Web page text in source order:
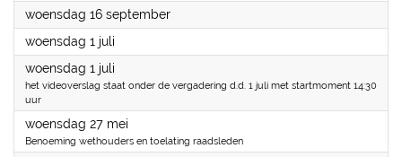
woensdag 16 september2026
woensdag 1 juli
woensdag 1 juli
het videoverslag staat onder de vergadering d.d. 1 juli met startmoment 14:30
uur
woensdag 27 mei
Benoeming wethouders en toelating raadsleden